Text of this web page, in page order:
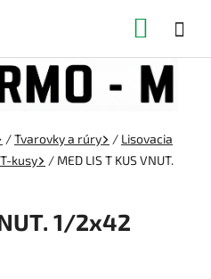
/Tvarovky a rúry / Lisovacia
T-kusy / MED LIS T KUS VNUT.
1/2x42